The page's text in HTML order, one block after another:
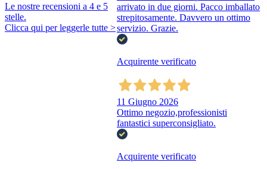
Le nostre recensioni a 4 e 5
stelle.
Clicca qui per leggerle tutte >
arrivato in due giorni. Pacco imballato
strepitosamente. Davvero un ottimo
servizio. Grazie.
Acquirente verificato
11 Giugno 2026
Ottimo negozio,professionisti
fantastici superconsigliato.
Acquirente verificato